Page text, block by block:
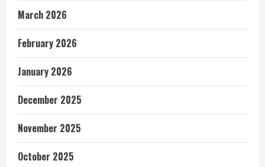
March 2026
February 2026
January 2026
December 2025
November 2025
October 2025